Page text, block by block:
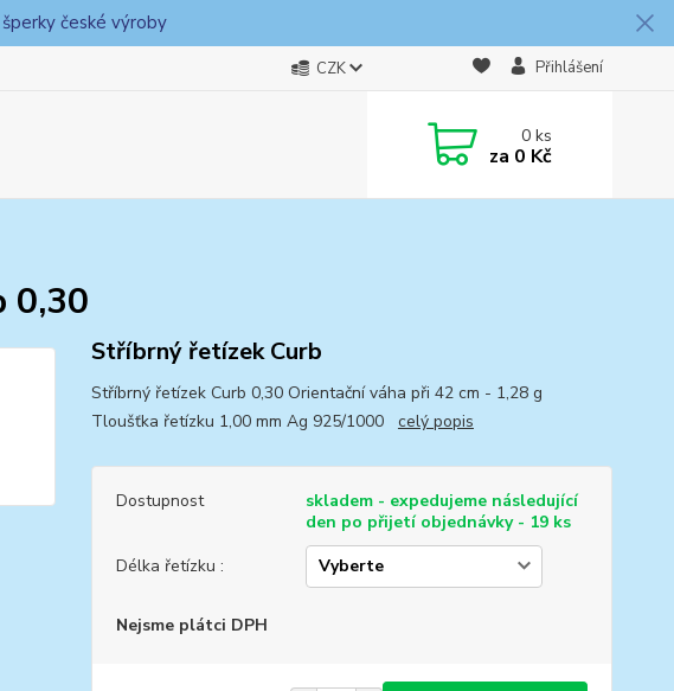
české výroby
CZK Přihlášení
0ks
za 0 Kč
0,30
Stříbrný řetízek Curb
Stříbrný řetízek Curb 0,30 Orientační váha při 42 cm - 1,28 g
Tloušťka řetízku 1,00 mm Ag 925/1000 celý popis
Dostupnost
skladem - expedujeme následující
den po přijetí objednávky - 19 ks
Délka řetízku :
Nejsme plátci DPH